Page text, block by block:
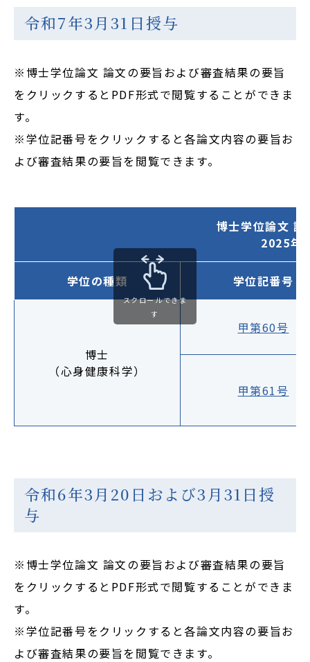
令和7年3月31日授与
※博士学位論文 論文の要旨および審査結果の要旨
をクリックするとPDF形式で閲覧することができま
す。
※学位記番号をクリックすると各論文内容の要旨お
よび審査結果の要旨を閲覧できます。
博士学位論文
2025年
学位の種類 学位記番号
博士
（心身健康科学）
甲第60号
甲第61号
スクロールできま
す
令和6年3月20日および3月31日授
与
※博士学位論文 論文の要旨および審査結果の要旨
をクリックするとPDF形式で閲覧することができま
す。
※学位記番号をクリックすると各論文内容の要旨お
よび審査結果の要旨を閲覧できます。